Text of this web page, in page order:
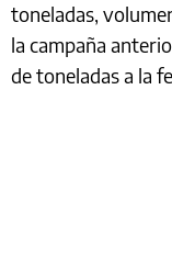
toneladas,
la campaña
de toneladas a la